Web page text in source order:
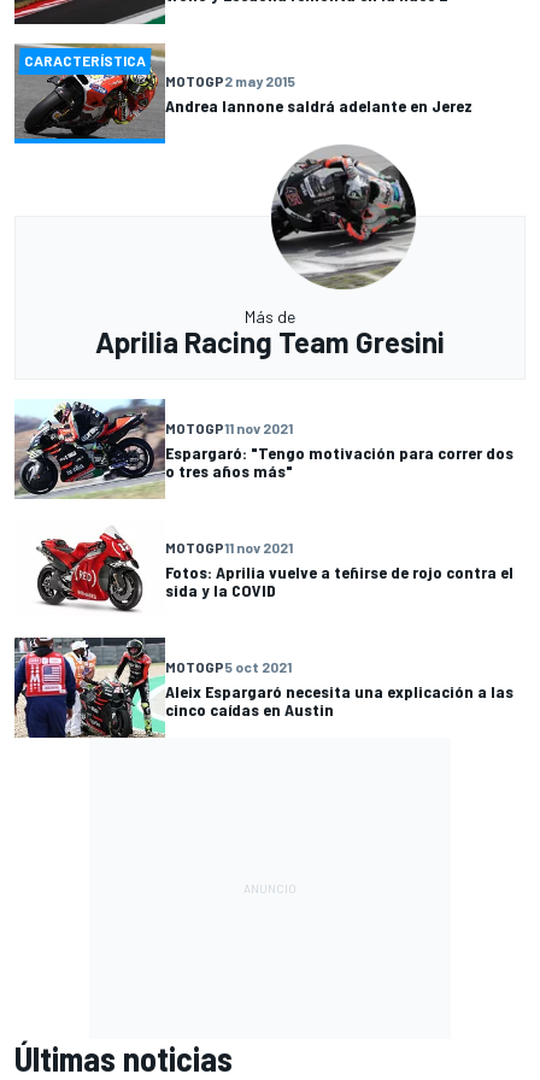
CARACTERÍSTICA
MOTOGP2 may 2015
Andrea Iannone saldrá adelante en Jerez
Más de
Aprilia Racing Team Gresini
MOTOGP11 nov 2021
Espargaró: "Tengo motivación para correr dos
o tres años más"
MOTOGP11 nov 2021
Fotos: Aprilia vuelve a teñirse de rojo contra el
sida y la COVID
MOTOGP5 oct 2021
Aleix Espargaró necesita una explicación a las
cinco caídas en Austin
Últimas noticias